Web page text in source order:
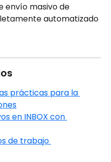
envío masivo de
automatizado
prácticas para la
en INBOX con
de trabajo